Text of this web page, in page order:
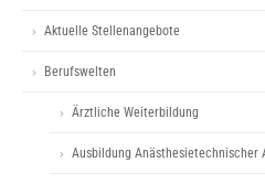
Aktuelle Stellenangebote
Berufswelten
Ärztliche Weiterbildung
Ausbildung Anästhesietechnischer